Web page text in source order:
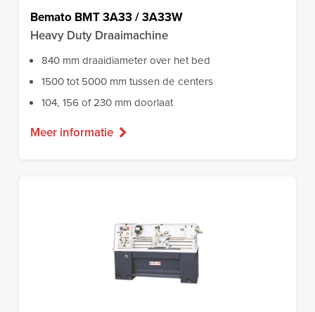
Bemato BMT 3A33 / 3A33W
Heavy Duty Draaimachine
840 mm draaidiameter over het bed
1500 tot 5000 mm tussen de centers
104, 156 of 230 mm doorlaat
Meer informatie